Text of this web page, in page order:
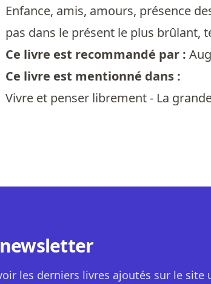
Enfance, amis, amours, présence
pas dans le présent le plus brûlant,
Ce livre est recommandé par :
Ce livre est mentionné dans :
Vivre et penser librement - La
les derniers livres ajoutés sur le site